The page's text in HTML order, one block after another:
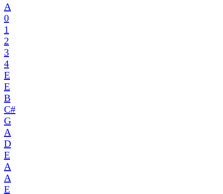
A
0
1
2
3
4
E
E
B
C#
G
A
D
E
A
A
E